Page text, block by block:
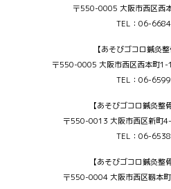
〒550-0005 大阪市西区西
TEL：06-
【あそびゴコロ鍼灸
〒550-0005 大阪市西区西本町
TEL：06-
【あそびゴコロ鍼灸整
〒550-0013 大阪市西区新町
TEL：06-
【あそびゴコロ鍼灸整
〒550-0004 大阪市西区靱本